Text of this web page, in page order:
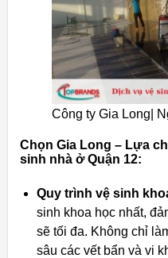
Công ty Gia Long|
Chọn Gia Long – Lựa
sinh nhà ở Quận 12:
Quy trình vệ sinh
sinh khoa học nhất,
sẽ tối đa. Không chỉ
sâu các vết bẩn và vi